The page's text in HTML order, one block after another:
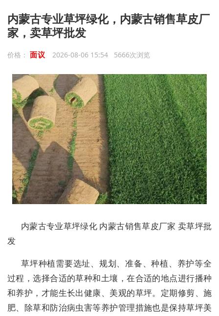
内蒙古专业草坪绿化，内蒙古销售草皮厂
家，卖草坪批发
价格： 面议 2026-08-06 15:54 5666次浏览
内蒙古专业草坪绿化 内蒙古销售草皮厂家 卖草坪批
发
草坪种植需要选址、规划、准备、种植、养护等全
过程，选择合适的草种和土壤，在合适的地点进行播种
和养护，才能生长出健康、美观的草坪。定期修剪、施
肥、除草和防治病虫害等养护管理措施也是保持草坪美